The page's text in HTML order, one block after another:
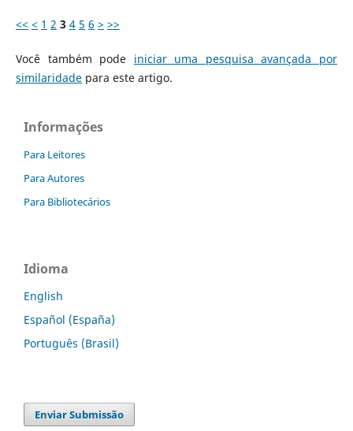
<< < 1 2 3 4 5 6 > >>
Você também pode iniciar uma pesquisa avançada por
similaridadepara este artigo.
Informações
Para Leitores
Para Autores
Para Bibliotecários
Idioma
English
Español (España)
Português (Brasil)
Enviar Submissão